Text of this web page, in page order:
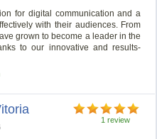
for digital communication and a
with their audiences. From
grown to become a leader in the
to our innovative and results-
1 review